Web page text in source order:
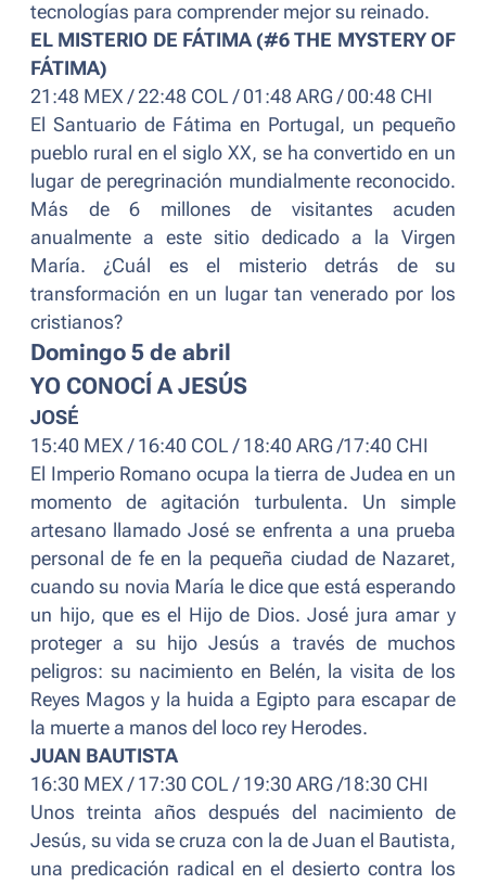
tecnologías para comprender mejor su reinado.
EL MISTERIO DE FÁTIMA (#6 THE MYSTERY OF
FÁTIMA)
21:48 MEX / 22:48 COL / 01:48 ARG / 00:48 CHI
El Santuario de Fátima en Portugal, un pequeño
pueblo rural en el siglo XX, se ha convertido en un
lugar de peregrinación mundialmente reconocido.
Más de 6 millones de visitantes acuden
anualmente a este sitio dedicado a la Virgen
María. ¿Cuál es el misterio detrás de su
transformación en un lugar tan venerado por los
cristianos?
Domingo 5 de abril
YO CONOCÍ A JESÚS
JOSÉ
15:40 MEX / 16:40 COL / 18:40 ARG /17:40 CHI
El Imperio Romano ocupa la tierra de Judea en un
momento de agitación turbulenta. Un simple
artesano llamado José se enfrenta a una prueba
personal de fe en la pequeña ciudad de Nazaret,
cuando su novia María le dice que está esperando
un hijo, que es el Hijo de Dios. José jura amar y
proteger a su hijo Jesús a través de muchos
peligros: su nacimiento en Belén, la visita de los
Reyes Magos y la huida a Egipto para escapar de
la muerte a manos del loco rey Herodes.
JUAN BAUTISTA
16:30 MEX / 17:30 COL / 19:30 ARG /18:30 CHI
Unos treinta años después del nacimiento de
Jesús, su vida se cruza con la de Juan el Bautista,
una predicación radical en el desierto contra los